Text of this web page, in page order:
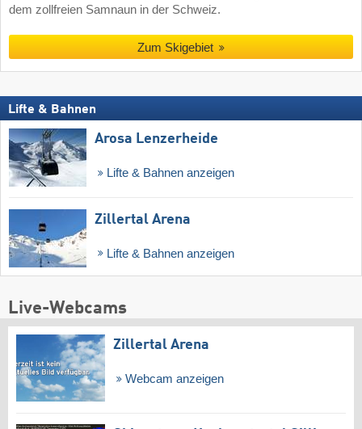
dem zollfreien Samnaun in der Schweiz.
Zum Skigebiet
Lifte & Bahnen
Arosa Lenzerheide
Lifte & Bahnen anzeigen
Zillertal Arena
Lifte & Bahnen anzeigen
Live-Webcams
Zillertal Arena
Webcam anzeigen